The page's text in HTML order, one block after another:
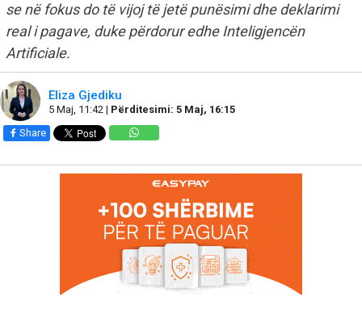
se në fokus do të vijoj të jetë punësimi dhe deklarimi
real i pagave, duke përdorur edhe Inteligjencën
Artificiale.
Eliza Gjediku
5 Maj, 11:42 | Përditesimi: 5 Maj, 16:15
Share